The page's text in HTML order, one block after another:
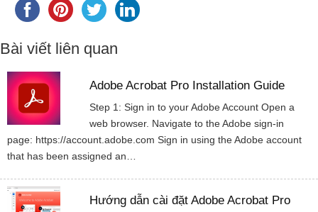
Bài viết liên quan
Adobe Acrobat Pro Installation Guide
Step 1: Sign in to your Adobe Account Open a
web browser. Navigate to the Adobe sign-in
page: https://account.adobe.com Sign in using the Adobe account
that has been assigned an…
Hướng dẫn cài đặt Adobe Acrobat Pro